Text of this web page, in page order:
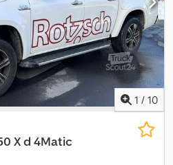
- Ráfutásgátló vonófej - 100
Mover Cedpfxsthlugj Aa Tjrf -
a fotók mutatják Minden adat
A kívánt utánfutót nálunk
Árrés adózás § 25a UStG szerint, az
1 / 10
X d 4Matic